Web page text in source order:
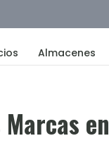
Almacenes